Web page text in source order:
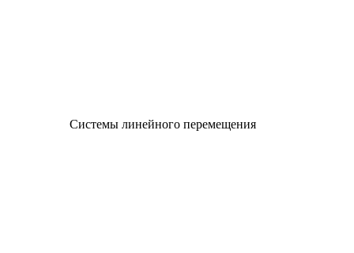
Системы линейного перемещения